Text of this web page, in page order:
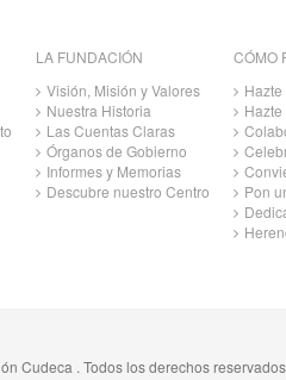
LA FUNDACIÓN
Visión, Misión y Valores
Nuestra Historia
Las Cuentas Claras
Órganos de Gobierno
Informes y Memorias
Descubre nuestro Centro
CÓMO
Pon
Cudeca . Todos los derechos